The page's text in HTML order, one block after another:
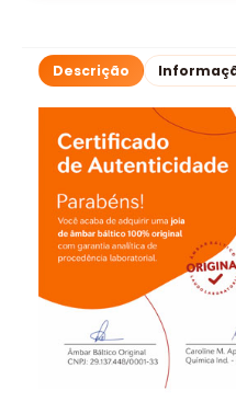
Descrição